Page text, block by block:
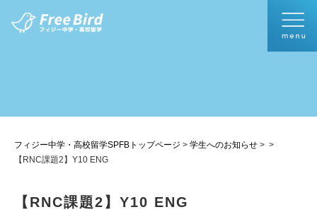
フィジー中学・高校留学SPFBトップページ > 学生へのお知らせ > >
【RNC課題2】Y10 ENG
【RNC課題2】Y10 ENG